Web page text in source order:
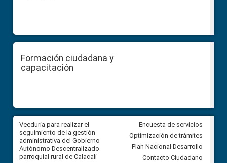
Formación ciudadana y
capacitación
Veeduría para realizar el
seguimiento de la gestión
administrativa del Gobierno
Autónomo Descentralizado
parroquial rural de Calacalí
Veeduría para vigilar los
derivados de la Audiencia
comunidad Urbina, parroquia
Carolina
Encuesta de servicios
Optimización de trámites
Plan Nacional Desarrollo
Contacto Ciudadano